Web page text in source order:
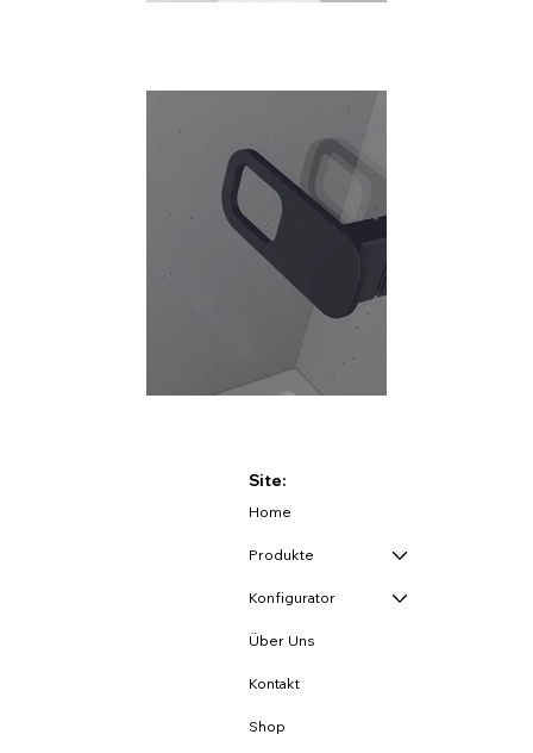
Site:
Home
Produkte
Konfigurator
Über Uns
Kontakt
Shop